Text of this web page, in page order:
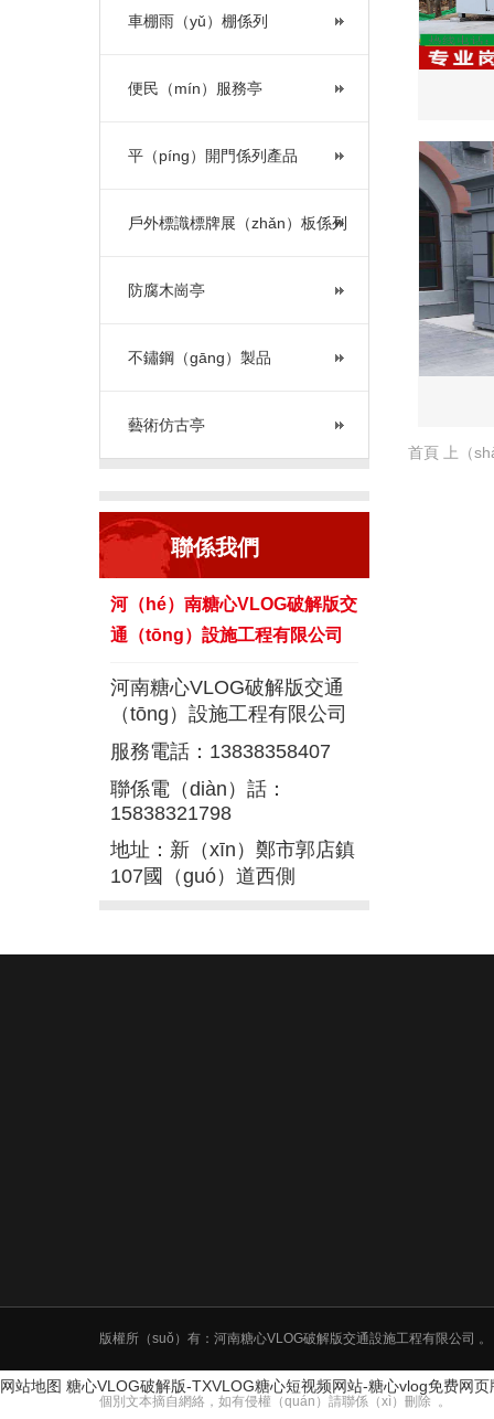
車棚雨（yǔ）棚係列
便民（mín）服務亭
平（píng）開門係列產品
戶外標識標牌展（zhǎn）板係列
防腐木崗亭
不鏽鋼（gāng）製品
藝術仿古亭
聯係我們
河（hé）南糖心VLOG破解版交
通（tōng）設施工程有限公司
河南糖心VLOG破解版交通
（tōng）設施工程有限公司
服務電話：13838358407
聯係電（diàn）話：
15838321798
地址：新（xīn）鄭市郭店鎮
107國（guó）道西側
首頁 上（
版權所（suǒ）有：河南糖心VLOG破解版交通設施工程有限公司
個別文本摘自網絡，如有侵權（quán）請聯係（xì）刪除
网站地图 糖心VLOG破解版-TXVLOG糖心短视频网站-糖心vlog免费网